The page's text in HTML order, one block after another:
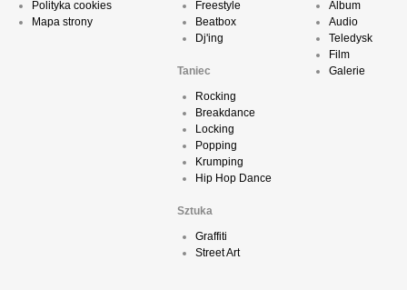
Polityka cookies
Mapa strony
Freestyle
Beatbox
Dj'ing
Taniec
Rocking
Breakdance
Locking
Popping
Krumping
Hip Hop Dance
Sztuka
Graffiti
Street Art
Album
Audio
Teledysk
Film
Galerie